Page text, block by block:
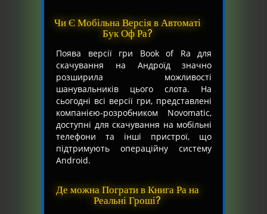
Чи Є Мобільна Версія в Автоматі
Бук Оф Ра?
Поява версії гри Book of Ra для
скачування на Андроїд значно
розширила можливості
шанувальників цього слота. На
сьогодні всі версії гри, представлені
компанією-розробником Novomatic,
доступні для скачування на мобільні
телефони та інші пристрої, що
підтримують операційну систему
Android.
Де можна Пограти в Книга Ра на
Реальні Гроші?